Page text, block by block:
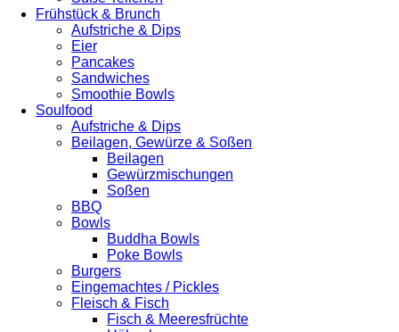
Frühstück & Brunch
Aufstriche & Dips
Eier
Pancakes
Sandwiches
Smoothie Bowls
Soulfood
Aufstriche & Dips
Beilagen, Gewürze & Soßen
Beilagen
Gewürzmischungen
Soßen
BBQ
Bowls
Buddha Bowls
Poke Bowls
Burgers
Eingemachtes / Pickles
Fleisch & Fisch
Fisch & Meeresfrüchte